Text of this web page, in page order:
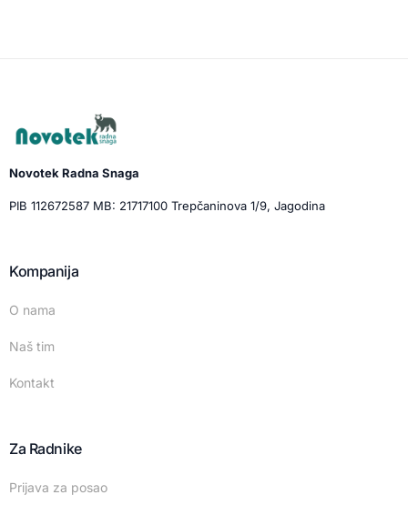
Novotek Radna Snaga
PIB 112672587 MB: 21717100 Trepčaninova 1/9, Jagodina
Kompanija
O nama
Naš tim
Kontakt
Za Radnike
Prijava za posao